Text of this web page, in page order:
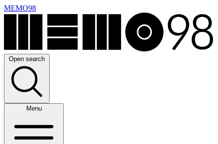
MEMO98
Open search
Menu